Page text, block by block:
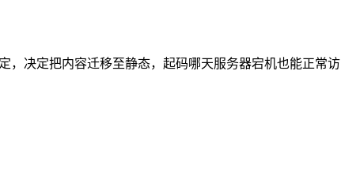
，决定把内容迁移至静态，起码哪天服务器宕机也能正常访